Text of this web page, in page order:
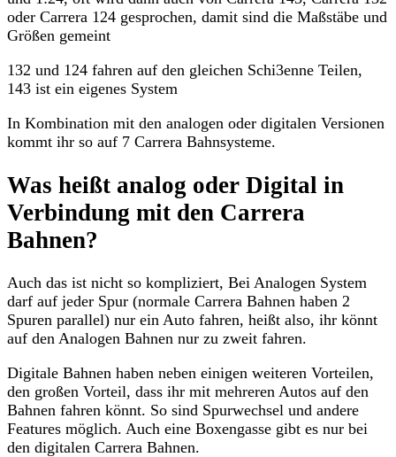
oder Carrera 124 gesprochen, damit sind die Maßstäbe und
Größen gemeint
132 und 124 fahren auf den gleichen Schi3enne Teilen,
143 ist ein eigenes System
In Kombination mit den analogen oder digitalen Versionen
kommt ihr so auf 7 Carrera Bahnsysteme.
Was heißt analog oder Digital in
Verbindung mit den Carrera
Bahnen?
Auch das ist nicht so kompliziert, Bei Analogen System
darf auf jeder Spur (normale Carrera Bahnen haben 2
Spuren parallel) nur ein Auto fahren, heißt also, ihr könnt
auf den Analogen Bahnen nur zu zweit fahren.
Digitale Bahnen haben neben einigen weiteren Vorteilen,
den großen Vorteil, dass ihr mit mehreren Autos auf den
Bahnen fahren könnt. So sind Spurwechsel und andere
Features möglich. Auch eine Boxengasse gibt es nur bei
den digitalen Carrera Bahnen.